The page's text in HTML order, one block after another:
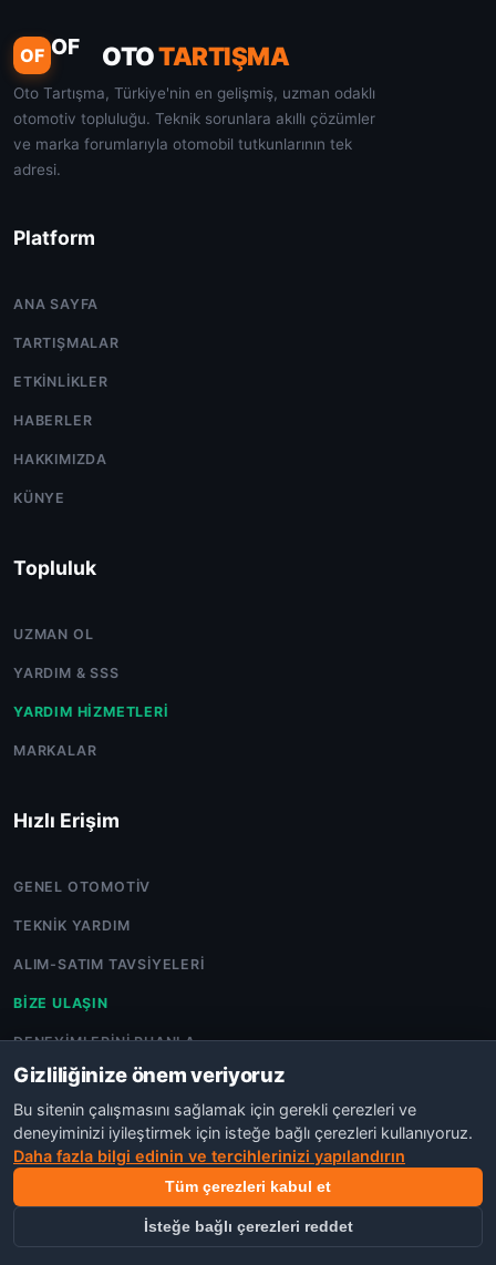
OF OF OTOTARTIŞMA
Oto Tartışma, Türkiye'nin en gelişmiş, uzman odaklı
otomotiv topluluğu. Teknik sorunlara akıllı çözümler
ve marka forumlarıyla otomobil tutkunlarının tek
adresi.
Platform
ANA SAYFA
TARTIŞMALAR
ETKINLIKLER
HABERLER
HAKKIMIZDA
KÜNYE
Topluluk
UZMAN OL
YARDIM & SSS
YARDIM HIZMETLERI
MARKALAR
Hızlı Erişim
GENEL OTOMOTIV
TEKNIK YARDIM
ALIM-SATIM TAVSIYELERI
BIZE ULAŞIN
DENEYIMLERINI PUANLA
©COPYRIGHT 2026 OTO TARTIŞMA.POWERED BYNEXORA
AJANS
TOPLULUK İLKELERI
Gizliliğinize önem veriyoruz
Bu sitenin çalışmasını sağlamak için gerekli çerezleri ve
deneyiminizi iyileştirmek için isteğe bağlı çerezleri kullanıyoruz.
Daha fazla bilgi edinin ve tercihlerinizi yapılandırın
Tüm çerezleri kabul et
İsteğe bağlı çerezleri reddet